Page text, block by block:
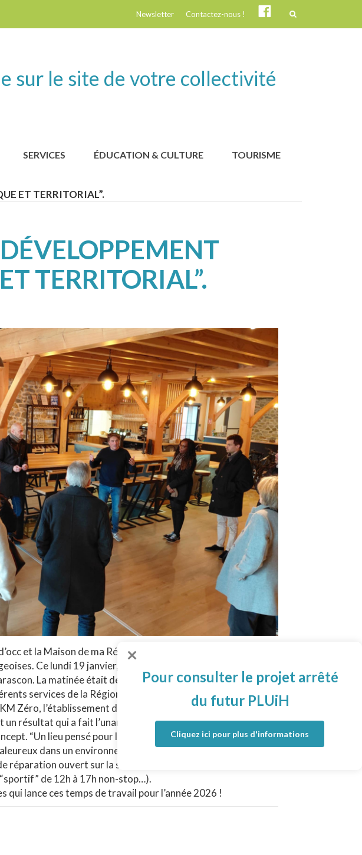
Newsletter Contactez-nous ! Suivez-
sur le site de votre collectivité
SERVICES ÉDUCATION & CULTURE TOURISME
ET TERRITORIAL”.
TERRITORIAL”.
et la Maison de ma Région-Foix réunissent les animateurs
Ce lundi 19 janvier, la réunion s’est tenue à la
La matinée était dédiée au partage d’expériences, des
services de la Région.
Zéro, l’établissement de Patrice Vidal et Yvan Eychenne qui
résultat qui a fait l’unanimité. Les chefs d’entreprises ont
“Un lieu pensé pour les cyclistes où tout sportif ou
dans un environnement de passionnés, dédié au vélo”
réparation ouvert sur la salle, service vestiaire et douche,
de 12h à 17h non-stop…).
qui lance ces temps de travail pour l’année 2026 !
Pour consulter le projet arrêté
du futur PLUiH
Cliquez ici pour plus d'informations